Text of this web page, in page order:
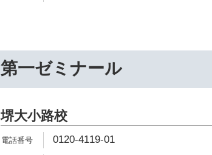
第一ゼミナール
堺大小路校
0120-4119-01